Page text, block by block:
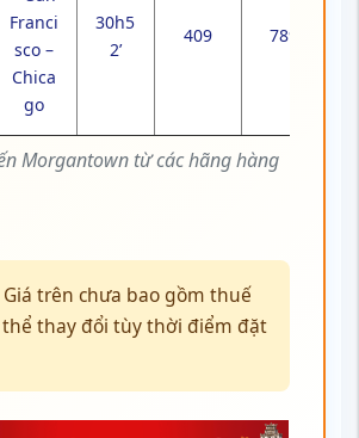
Morgantown từ các hãng hàng
Franci
sco –
Chica
go
30h5
2’
409 789
trên chưa bao gồm thuế
thể thay đổi tùy thời điểm đặt